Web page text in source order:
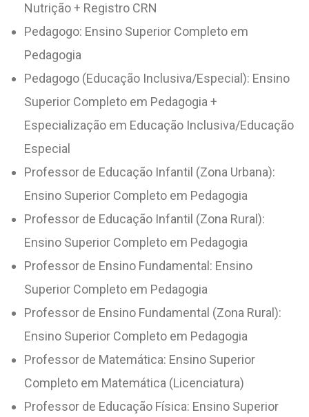
Nutrição + Registro CRN
Pedagogo: Ensino Superior Completo em
Pedagogia
Pedagogo (Educação Inclusiva/Especial): Ensino
Superior Completo em Pedagogia +
Especialização em Educação Inclusiva/Educação
Especial
Professor de Educação Infantil (Zona Urbana):
Ensino Superior Completo em Pedagogia
Professor de Educação Infantil (Zona Rural):
Ensino Superior Completo em Pedagogia
Professor de Ensino Fundamental: Ensino
Superior Completo em Pedagogia
Professor de Ensino Fundamental (Zona Rural):
Ensino Superior Completo em Pedagogia
Professor de Matemática: Ensino Superior
Completo em Matemática (Licenciatura)
Professor de Educação Física: Ensino Superior